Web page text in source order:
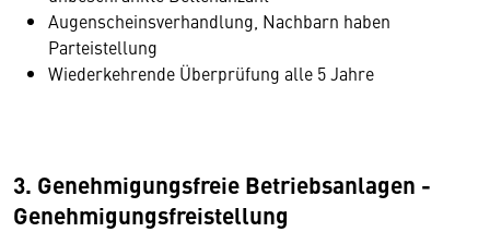
Augenscheinsverhandlung, Nachbarn haben
Parteistellung
Wiederkehrende Überprüfung alle 5 Jahre
3. Genehmigungsfreie Betriebsanlagen -
Genehmigungsfreistellung